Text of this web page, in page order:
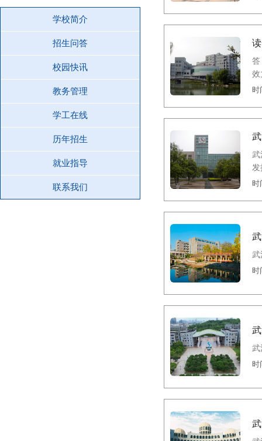
学校简介
招生问答
校园快讯
教务管理
学工在线
历年招生
就业指导
联系我们
答：相同点： (1)
效
时
武
时
武
时
武
时